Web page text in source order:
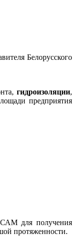
Белорусского
гидроизоляции,
предприятия
для получения
протяженности.